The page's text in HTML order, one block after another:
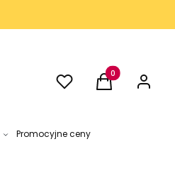
UlubioneProdukty w
Koszyk Zaloguj
Promocyjne ceny